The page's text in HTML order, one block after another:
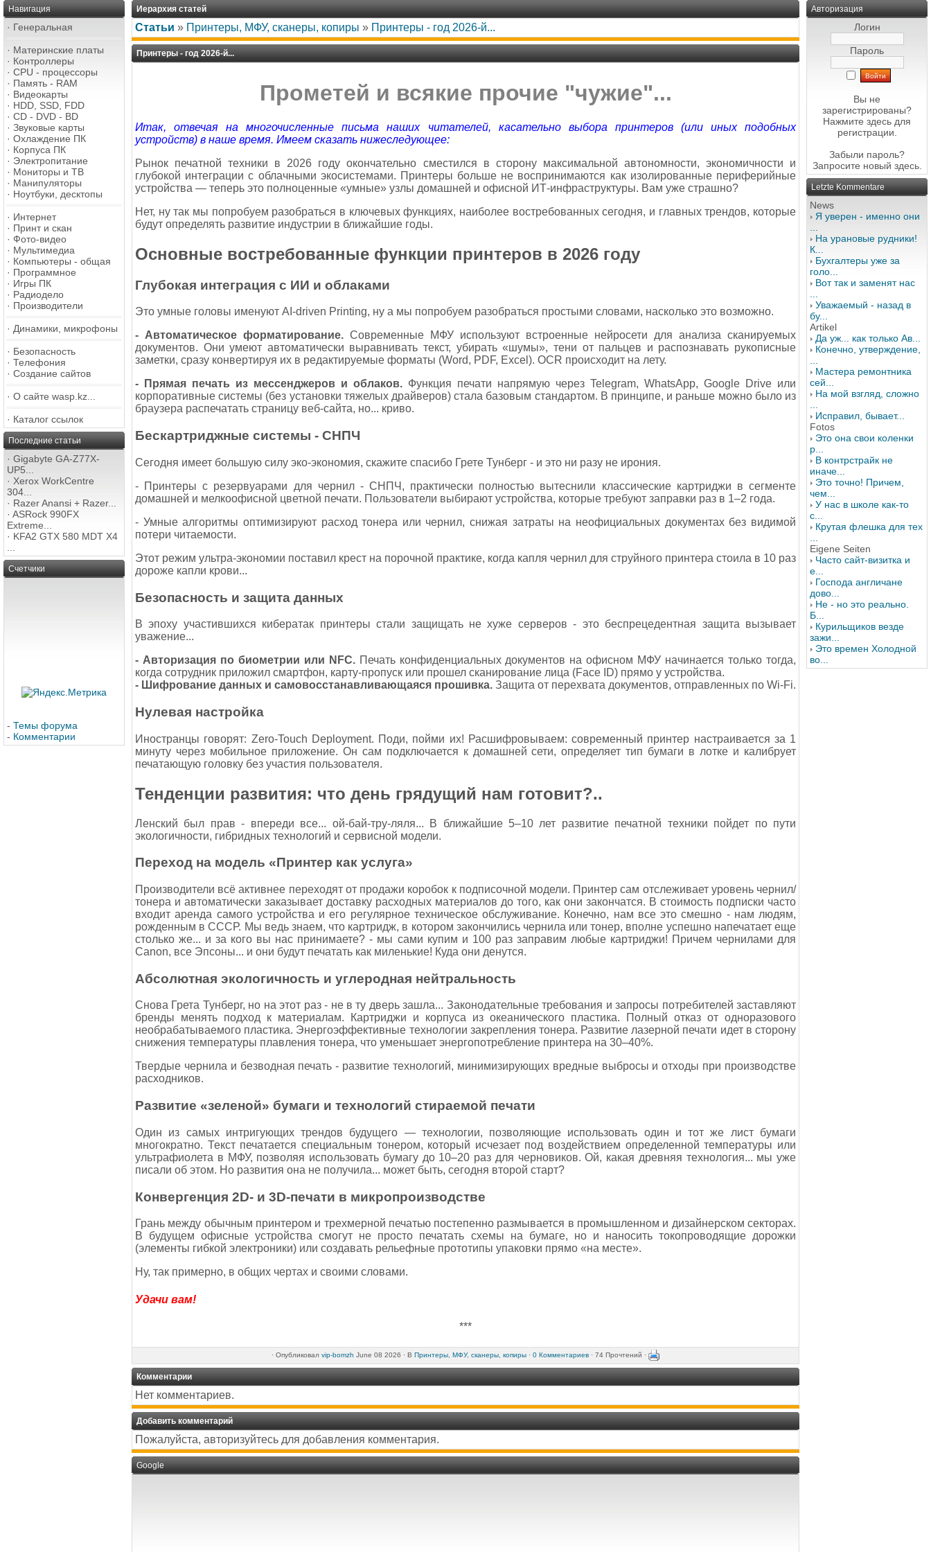
Навигация
· Генеральная
· Материнские платы
· Контроллеры
· CPU - процессоры
· Память - RAM
· Видеокарты
· HDD, SSD, FDD
· CD - DVD - BD
· Звуковые карты
· Охлаждение ПК
· Корпуса ПК
· Электропитание
· Мониторы и ТВ
· Манипуляторы
· Ноутбуки, десктопы
· Интернет
· Принт и скан
· Фото-видео
· Мультимедиа
· Компьютеры - общая
· Программное
· Игры ПК
· Радиодело
· Производители
· Динамики, микрофоны
· Безопасность
· Телефония
· Создание сайтов
· О сайте wasp.kz...
· Каталог ссылок
Последние статьи
· Gigabyte GA-Z77X-
UP5...
· Xerox WorkCentre
304...
· Razer Anansi + Razer...
· ASRock 990FX
Extreme...
· KFA2 GTX 580 MDT X4
Счетчики
- Темы форума
- Комментарии
Иерархия статей
Статьи » Принтеры, МФУ, сканеры, копиры » Принтеры - год 2026-й...
Принтеры - год 2026-й...
Прометей и всякие прочие "чужие"...
Итак, отвечая на многочисленные письма наших читателей, касательно выбора принтеров (или иных подобных
устройств) в наше время. Имеем сказать нижеследующее:
Рынок печатной техники в 2026 году окончательно сместился в сторону максимальной автономности, экономичности и
глубокой интеграции с облачными экосистемами. Принтеры больше не воспринимаются как изолированные периферийные
устройства — теперь это полноценные «умные» узлы домашней и офисной ИТ-инфраструктуры. Вам уже страшно?
Нет, ну так мы попробуем разобраться в ключевых функциях, наиболее востребованных сегодня, и главных трендов, которые
будут определять развитие индустрии в ближайшие годы.
Основные востребованные функции принтеров в 2026 году
Глубокая интеграция с ИИ и облаками
Это умные головы именуют AI-driven Printing, ну а мы попробуем разобраться простыми словами, насколько это возможно.
- Автоматическое форматирование. Современные МФУ используют встроенные нейросети для анализа сканируемых
документов. Они умеют автоматически выравнивать текст, убирать «шумы», тени от пальцев и распознавать рукописные
заметки, сразу конвертируя их в редактируемые форматы (Word, PDF, Excel). OCR происходит на лету.
- Прямая печать из мессенджеров и облаков. Функция печати напрямую через Telegram, WhatsApp, Google Drive или
корпоративные системы (без установки тяжелых драйверов) стала базовым стандартом. В принципе, и раньше можно было из
браузера распечатать страницу веб-сайта, но... криво.
Бескартриджные системы - СНПЧ
Сегодня имеет большую силу эко-экономия, скажите спасибо Грете Тунберг - и это ни разу не ирония.
- Принтеры с резервуарами для чернил - СНПЧ, практически полностью вытеснили классические картриджи в сегменте
домашней и мелкоофисной цветной печати. Пользователи выбирают устройства, которые требуют заправки раз в 1–2 года.
- Умные алгоритмы оптимизируют расход тонера или чернил, снижая затраты на неофициальных документах без видимой
потери читаемости.
Этот режим ультра-экономии поставил крест на порочной практике, когда капля чернил для струйного принтера стоила в 10 раз
дороже капли крови...
Безопасность и защита данных
В эпоху участившихся кибератак принтеры стали защищать не хуже серверов - это беспрецедентная защита вызывает
уважение...
- Авторизация по биометрии или NFC.Печать конфиденциальных документов на офисном МФУ начинается только тогда,
когда сотрудник приложил смартфон, карту-пропуск или прошел сканирование лица (Face ID) прямо у устройства.
- Шифрование данных и самовосстанавливающаяся прошивка. Защита от перехвата документов, отправленных по Wi-Fi.
Нулевая настройка
Иностранцы говорят: Zero-Touch Deployment. Поди, пойми их! Расшифровываем: современный принтер настраивается за 1
минуту через мобильное приложение. Он сам подключается к домашней сети, определяет тип бумаги в лотке и калибрует
печатающую головку без участия пользователя.
Тенденции развития: что день грядущий нам готовит?..
Ленский был прав - впереди все... ой-бай-тру-ляля... В ближайшие 5–10 лет развитие печатной техники пойдет по пути
экологичности, гибридных технологий и сервисной модели.
Переход на модель «Принтер как услуга»
Производители всё активнее переходят от продажи коробок к подписочной модели. Принтер сам отслеживает уровень чернил/
тонера и автоматически заказывает доставку расходных материалов до того, как они закончатся. В стоимость подписки часто
входит аренда самого устройства и его регулярное техническое обслуживание. Конечно, нам все это смешно - нам людям,
рожденным в СССР. Мы ведь знаем, что картридж, в котором закончились чернила или тонер, вполне успешно напечатает еще
столько же... и за кого вы нас принимаете? - мы сами купим и 100 раз заправим любые картриджи! Причем чернилами для
Canon, все Эпсоны... и они будут печатать как миленькие! Куда они денутся.
Абсолютная экологичность и углеродная нейтральность
Снова Грета Тунберг, но на этот раз - не в ту дверь зашла... Законодательные требования и запросы потребителей заставляют
бренды менять подход к материалам. Картриджи и корпуса из океанического пластика. Полный отказ от одноразового
необрабатываемого пластика. Энергоэффективные технологии закрепления тонера. Развитие лазерной печати идет в сторону
снижения температуры плавления тонера, что уменьшает энергопотребление принтера на 30–40%.
Твердые чернила и безводная печать - развитие технологий, минимизирующих вредные выбросы и отходы при производстве
расходников.
Развитие «зеленой» бумаги и технологий стираемой печати
Один из самых интригующих трендов будущего — технологии, позволяющие использовать один и тот же лист бумаги
многократно. Текст печатается специальным тонером, который исчезает под воздействием определенной температуры или
ультрафиолета в МФУ, позволяя использовать бумагу до 10–20 раз для черновиков. Ой, какая древняя технология... мы уже
писали об этом. Но развития она не получила... может быть, сегодня второй старт?
Конвергенция 2D- и 3D-печати в микропроизводстве
Грань между обычным принтером и трехмерной печатью постепенно размывается в промышленном и дизайнерском секторах.
В будущем офисные устройства смогут не просто печатать схемы на бумаге, но и наносить токопроводящие дорожки
(элементы гибкой электроники) или создавать рельефные прототипы упаковки прямо «на месте».
Ну, так примерно, в общих чертах и своими словами.
Удачи вам!
***
· Опубликовал vip-bomzh June 08 2026 · В Принтеры, МФУ, сканеры, копиры · 0 Комментариев · 74 Прочтений ·
Комментарии
Нет комментариев.
Добавить комментарий
Пожалуйста, авторизуйтесь для добавления комментария.
Google
Авторизация
Логин
Пароль
Вы не
зарегистрированы?
Нажмите здесь для
регистрации.
Забыли пароль?
Запросите новый здесь.
Letzte Kommentare
News
Я уверен - именно они
На урановые рудники!
К...
Бухгалтеры уже за
голо...
Вот так и заменят нас
Уважаемый - назад в
бу...
Artikel
Да уж... как только Ав...
Конечно, утверждение,
Мастера ремонтника
сей...
На мой взгляд, сложно
Исправил, бывает...
Fotos
Это она свои коленки
р...
В контрстрайк не
иначе...
Это точно! Причем,
чем...
У нас в школе как-то
с...
Крутая флешка для тех
Eigene Seiten
Часто сайт-визитка и
е...
Господа англичане
дово...
Не - но это реально.
Б...
Курильщиков везде
зажи...
Это времен Холодной
во...